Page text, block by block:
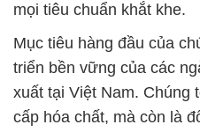
mọi tiêu chuẩn khắt khe.
Mục tiêu hàng đầu của
triển bền vững của các
xuất tại Việt Nam. Chúng
cấp hóa chất, mà còn là